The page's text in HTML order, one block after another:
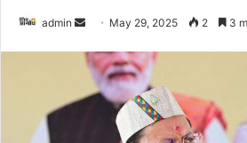
admin
n
May 29, 2025 2 3